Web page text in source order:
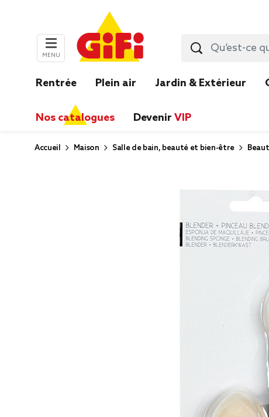
MENU
Rentrée Plein air Jardin & Extérieur
Nos catalogues Devenir VIP
Accueil Maison Salle de bain, beauté et bien-être